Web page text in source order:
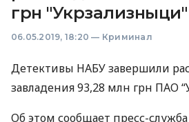
грн "Укрзализныци"
06.05.2019, 18:20 — Криминал
Детективы НАБУзавершили
завладения 93,28 млн грн ПАО
Об этом сообщает пресс-служба